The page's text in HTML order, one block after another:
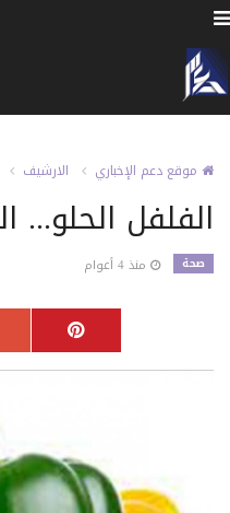
موقع دعم الإخباري الارشيف
الفلفل
صحة منذ 4 أعوام